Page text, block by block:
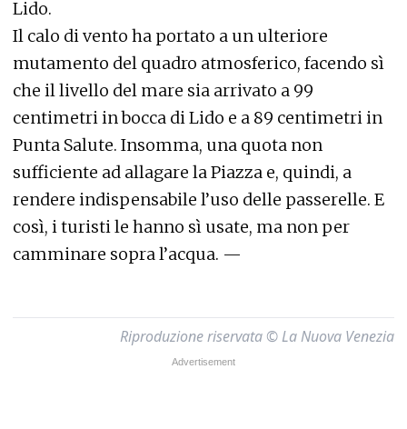
Lido.
Il calo di vento ha portato a un ulteriore
mutamento del quadro atmosferico, facendo sì
che il livello del mare sia arrivato a 99
centimetri in bocca di Lido e a 89 centimetri in
Punta Salute. Insomma, una quota non
sufficiente ad allagare la Piazza e, quindi, a
rendere indispensabile l’uso delle passerelle. E
così, i turisti le hanno sì usate, ma non per
camminare sopra l’acqua. —
Riproduzione riservata © La Nuova Venezia